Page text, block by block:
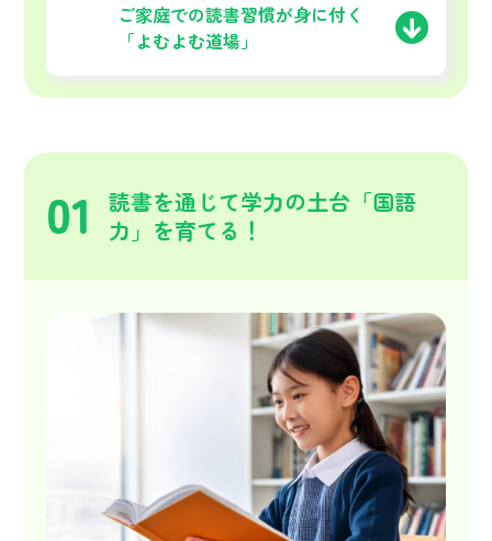
ご家庭での読書習慣が身に付く
「よむよむ道場」
01
読書を通じて学力の土台「国語
力」を育てる！